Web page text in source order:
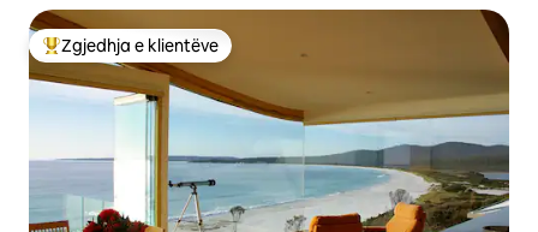
Më të mirat e zgjedhjeve të klientëve
Zgjedhja e klientëve